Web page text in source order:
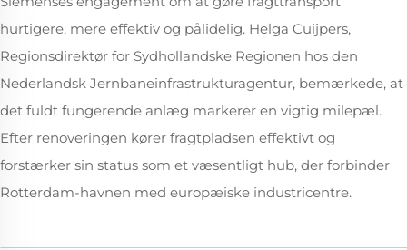
hurtigere, mere effektiv og pålidelig. Helga Cuijpers,
Regionsdirektør for Sydhollandske Regionen hos den
Nederlandsk Jernbaneinfrastrukturagentur, bemærkede, at
det fuldt fungerende anlæg markerer en vigtig milepæl.
Efter renoveringen kører fragtpladsen effektivt og
forstærker sin status som et væsentligt hub, der forbinder
Rotterdam-havnen med europæiske industricentre.